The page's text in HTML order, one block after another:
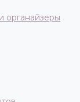
органайзеры